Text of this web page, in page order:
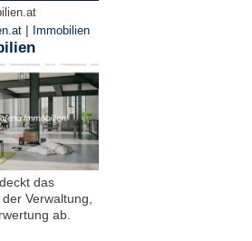
| Immobilien
das
Verwaltung,
ab.